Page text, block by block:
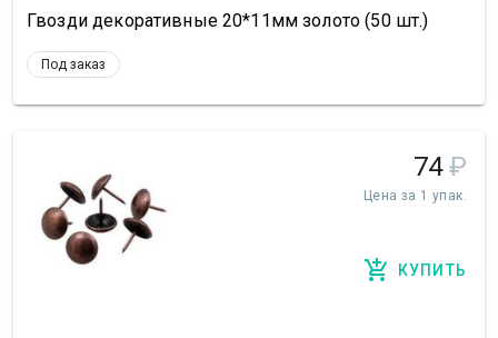
Гвозди декоративные 20*11мм золото (50 шт.)
Под заказ
74 ₽
Цена за 1 упак.
КУПИТЬ